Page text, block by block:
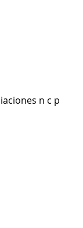
n c p